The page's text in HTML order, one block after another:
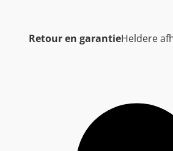
Retour en garantieHeldere